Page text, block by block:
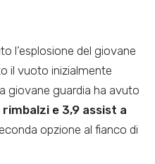
l’esplosione del giovane
il vuoto inizialmente
giovane guardia ha avuto
e 3,9 assist a
opzione al fianco di